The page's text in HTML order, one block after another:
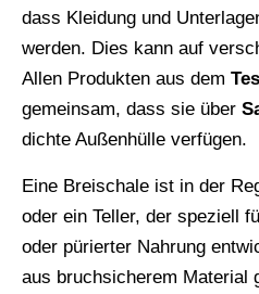
dass Kleidung und
werden. Dies kann auf
Allen Produkten aus dem
gemeinsam, dass sie über
dichte Außenhülle verfügen.
Eine Breischale ist in der
oder ein Teller, der speziell
oder pürierter Nahrung
aus bruchsicherem Material